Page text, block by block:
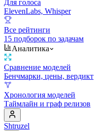
Для голоса
ElevenLabs, Whisper
Все рейтинги
15 подборок по задачам
Аналитика
Сравнение моделей
Бенчмарки, цены, вердикт
Хронология моделей
Таймлайн и граф релизов
Shtruzel